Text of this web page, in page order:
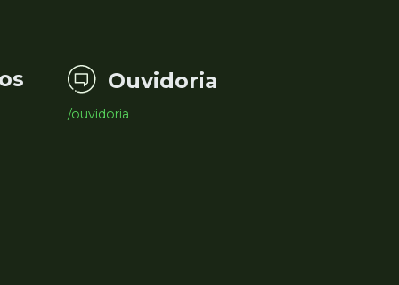
Ouvidoria
/ouvidoria